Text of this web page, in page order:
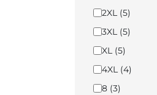
2XL (5)
3XL (5)
XL (5)
4XL (4)
8 (3)